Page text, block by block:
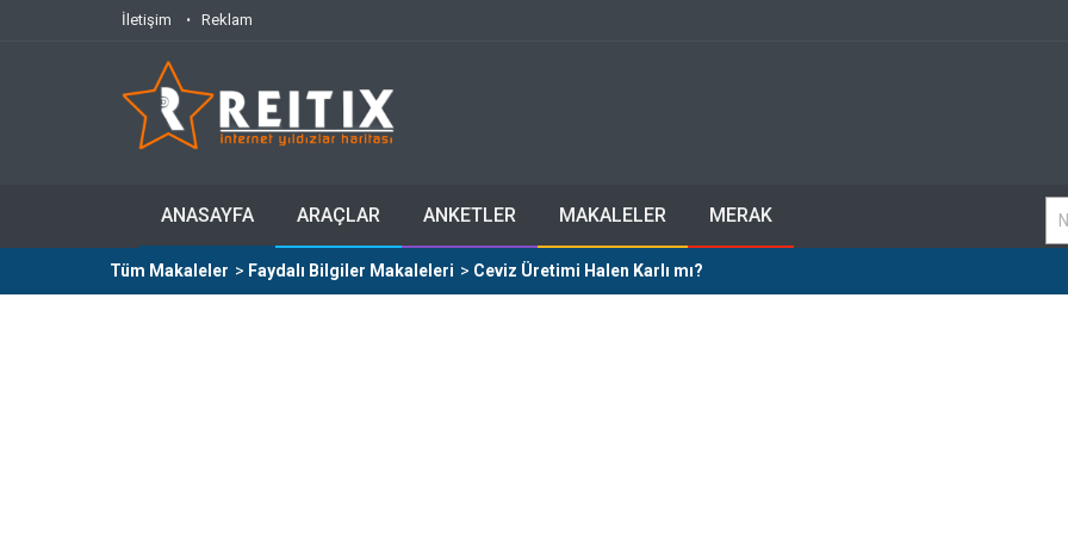
İletişim Reklam
ANASAYFA ARAÇLAR ANKETLER MAKALELER MERAK
Tüm Makaleler > Faydalı Bilgiler Makaleleri > Ceviz Üretimi Halen Karlı mı?